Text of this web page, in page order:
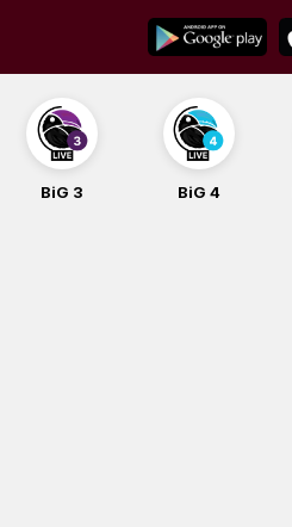
content
BiG 3 BiG 4